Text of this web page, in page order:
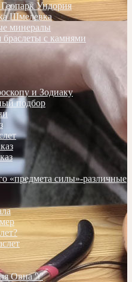
Ундория
Шмелевка
минералы
браслеты с камнями
и Зодиаку
подбор
«предмета силы»-различные
Овна ♈️